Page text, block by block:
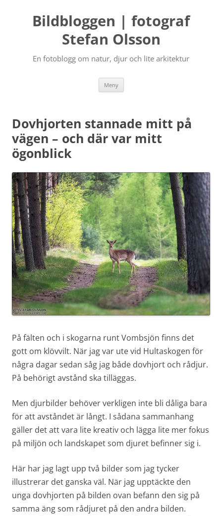
Bildbloggen | fotograf
Stefan Olsson
En fotoblogg om natur, djur och lite arkitektur
Meny Hoppa
till
Dovhjorten stannade mitt på
vägen – och där var mitt
ögonblick
På fälten och i skogarna runt Vombsjön finns det
gott om klövvilt. När jag var ute vid Hultaskogen för
några dagar sedan såg jag både dovhjort och rådjur.
På behörigt avstånd ska tilläggas.
Men djurbilder behöver verkligen inte bli dåliga bara
för att avståndet är långt. I sådana sammanhang
gäller det att vara lite kreativ och lägga lite mer fokus
på miljön och landskapet som djuret befinner sig i.
Här har jag lagt upp två bilder som jag tycker
illustrerar det ganska väl. När jag upptäckte den
unga dovhjorten på bilden ovan befann den sig på
samma äng som rådjuret på den andra bilden.